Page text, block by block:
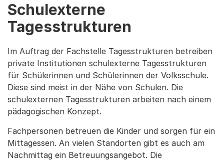
Schulexterne
Tagesstrukturen
Im Auftrag der Fachstelle Tagesstrukturen betreiben
private Institutionen schulexterne Tagesstrukturen
für Schülerinnen und Schülerinnen der Volksschule.
Diese sind meist in der Nähe von Schulen. Die
schulexternen Tagesstrukturen arbeiten nach einem
pädagogischen Konzept.
Fachpersonen betreuen die Kinder und sorgen für ein
Mittagessen. An vielen Standorten gibt es auch am
Nachmittag ein Betreuungsangebot. Die